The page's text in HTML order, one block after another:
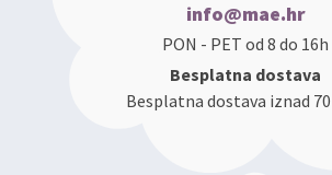
info@mae.hr
PON - PET od 8 do 16h
Besplatna dostava
Besplatna dostava iznad 70